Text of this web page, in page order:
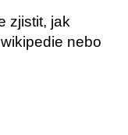
zjistit, jak
nebo